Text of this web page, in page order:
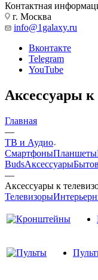
Контактная
г. Москва
info@1galaxy.ru
Вконтакте
Telegram
YouTube
Аксессуары к
Главная
—
ТВ и Аудио
СмартфоныПланшеты
BudsАксессуары
—
Аксессуары к
Телевизоры